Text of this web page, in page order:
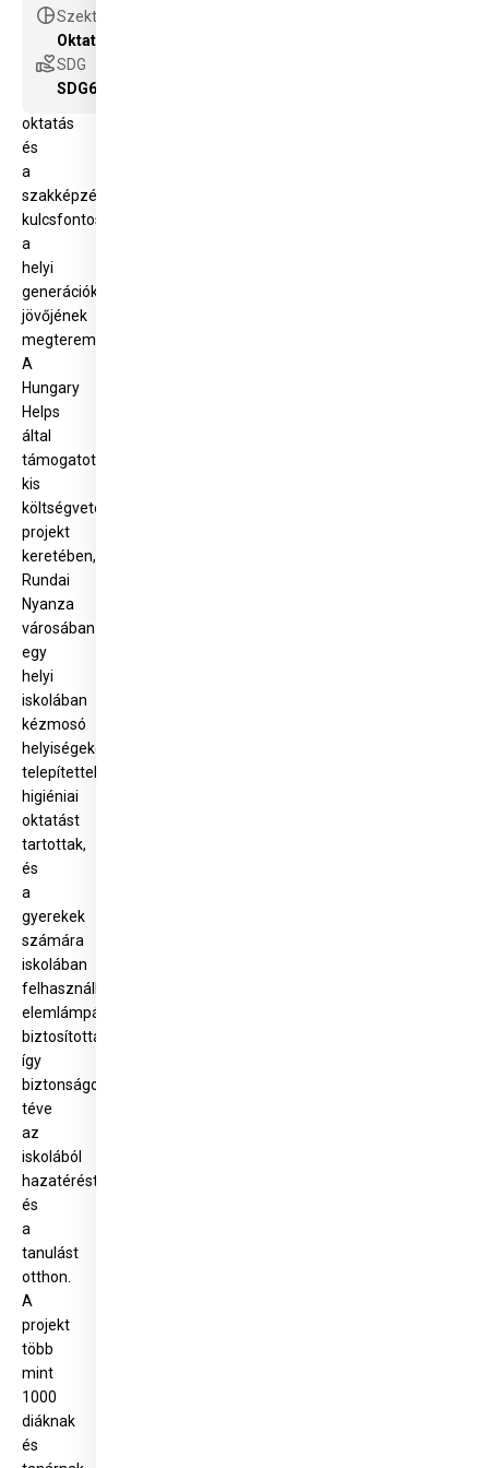
kontinens
szubszaharai
térsége.
oktatás
és
a
szakképzés
kulcsfontosságúak
a
helyi
generációk
jövőjének
megteremtésében.
A
Hungary
Helps
által
támogatott
kis
költségvetésű
projekt
keretében,
Rundai
Nyanza
városában
egy
helyi
iskolában
kézmosó
helyiségeket
telepítettek,
higiéniai
oktatást
tartottak,
és
a
gyerekek
számára
iskolában
felhasználható
elemlámpákat
biztosítottak,
így
biztonságosabbá
téve
az
iskolából
hazatérést
és
a
tanulást
otthon.
A
projekt
több
mint
1000
diáknak
és
pie_chartSzektor
Oktatás és szakképzés támogatása
volunteer_activismSDG
SDG6